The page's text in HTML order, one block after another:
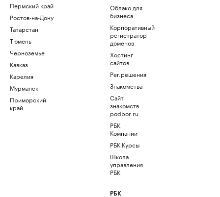
Пермский край
Ростов-на-Дону
Татарстан
Тюмень
Черноземье
Кавказ
Карелия
Мурманск
Приморский
край
Облако для
бизнеса
Корпоративный
регистратор
доменов
Хостинг
сайтов
Рег.решения
Знакомства
Сайт
знакомств
podbor.ru
РБК
Компании
РБК Курсы
Школа
управления
РБК
РБК